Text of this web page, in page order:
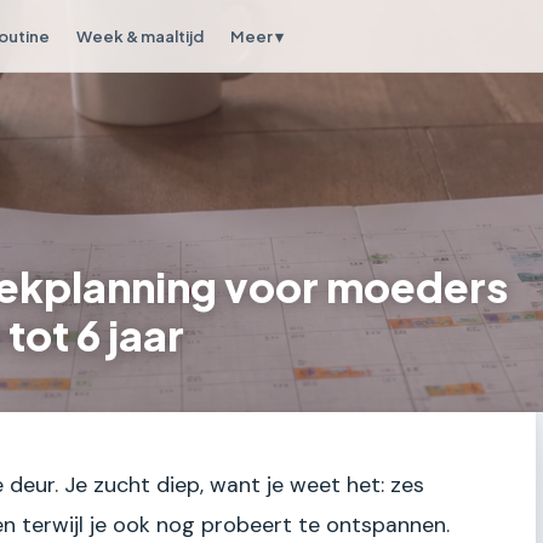
Week & maaltijd Meer ▾
voor moeders
6 jaar
Je zucht diep, want je weet het: zes
terwijl je ook nog probeert te ontspannen.